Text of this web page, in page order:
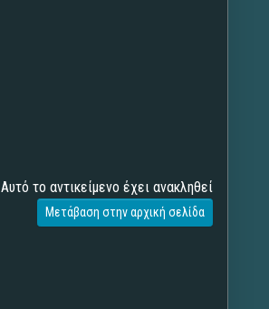
Αυτό το αντικείμενο έχει ανακληθεί
Μετάβαση στην αρχική σελίδα